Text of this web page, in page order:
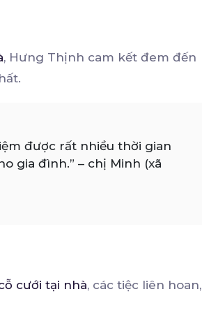
, Hưng Thịnh cam kết đem đến
được rất nhiều thời gian
gia đình.” – chị Minh (xã
cưới tại nhà, các tiệc liên hoan,